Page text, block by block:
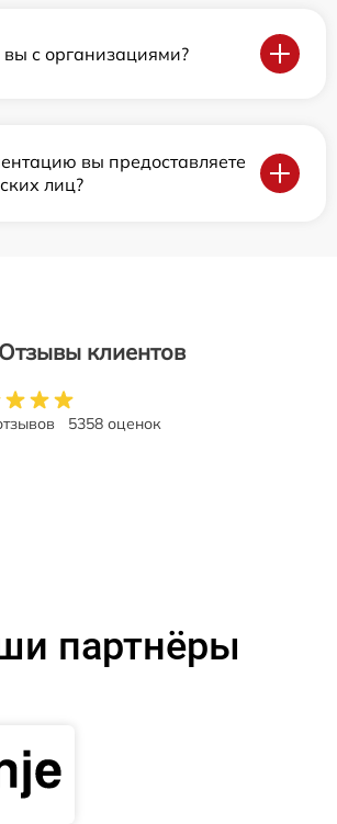
вы с организациями?
вы предоставляете
лиц?
Отзывы клиентов
5358 оценок
партнёры